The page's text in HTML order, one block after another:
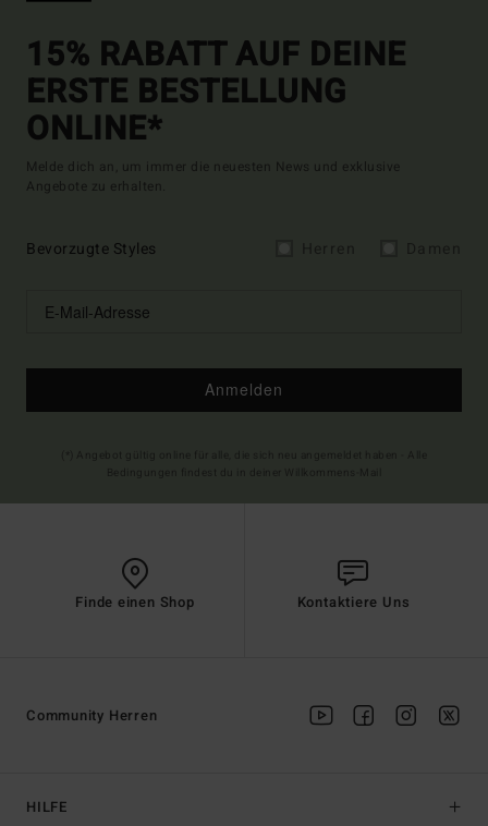
15% RABATT AUF DEINE
ERSTE BESTELLUNG
ONLINE*
Melde dich an, um immer die neuesten News und exklusive
Angebote zu erhalten.
Bevorzugte Styles
Anmelden
Finde einen Shop Kontaktiere Uns
HILFE
Community Herren